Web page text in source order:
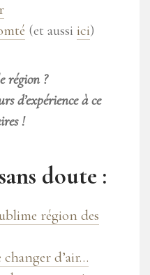
(et aussi ici)
région ?
d’expérience à ce
!
doute :
région des
d’air…